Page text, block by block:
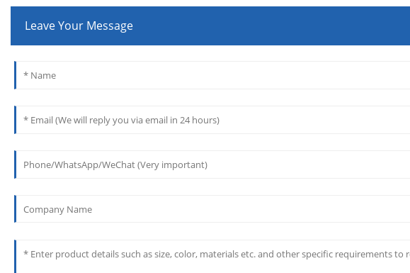
Leave Your Message